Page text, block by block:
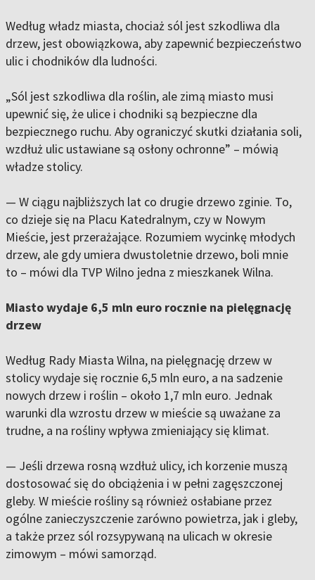
Według władz miasta, chociaż sól jest szkodliwa dla
drzew, jest obowiązkowa, aby zapewnić bezpieczeństwo
ulic i chodników dla ludności.
„Sól jest szkodliwa dla roślin, ale zimą miasto musi
upewnić się, że ulice i chodniki są bezpieczne dla
bezpiecznego ruchu. Aby ograniczyć skutki działania soli,
wzdłuż ulic ustawiane są osłony ochronne” – mówią
władze stolicy.
— W ciągu najbliższych lat co drugie drzewo zginie. To,
co dzieje się na Placu Katedralnym, czy w Nowym
Mieście, jest przerażające. Rozumiem wycinkę młodych
drzew, ale gdy umiera dwustoletnie drzewo, boli mnie
to – mówi dla TVP Wilno jedna z mieszkanek Wilna.
Miasto wydaje 6,5 mln euro rocznie na pielęgnację
drzew
Według Rady Miasta Wilna, na pielęgnację drzew w
stolicy wydaje się rocznie 6,5 mln euro, a na sadzenie
nowych drzew i roślin – około 1,7 mln euro. Jednak
warunki dla wzrostu drzew w mieście są uważane za
trudne, a na rośliny wpływa zmieniający się klimat.
— Jeśli drzewa rosną wzdłuż ulicy, ich korzenie muszą
dostosować się do obciążenia i w pełni zagęszczonej
gleby. W mieście rośliny są również osłabiane przez
ogólne zanieczyszczenie zarówno powietrza, jak i gleby,
a także przez sól rozsypywaną na ulicach w okresie
zimowym – mówi samorząd.